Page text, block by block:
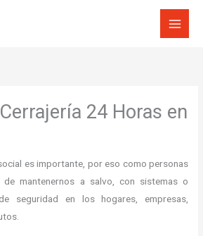
24 Horas en
es importante, por eso como personas
de mantenernos a salvo, con sistemas o
seguridad en los hogares, empresas,